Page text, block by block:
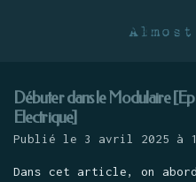
Débuter dans le Modulaire
Electrique]
Publié le 3 avril 2025 à
Dans cet article, on